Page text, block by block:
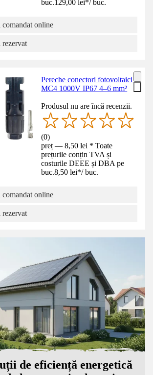
buc.129,00 lei*/ buc.
comandat online
rezervat
Pereche conectori fotovoltaici
MC4 1000V IP67 4–6 mm²
Produsul nu are încă recenzii.
(0)
preț — 8,50 lei * Toate
prețurile conțin TVA și
costurile DEEE și DBA pe
buc.8,50 lei*/ buc.
comandat online
rezervat
de eficiență energetică